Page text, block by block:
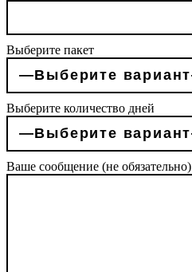
Выберите пакет
Выберите количество дней
Ваше сообщение (не обязательно)